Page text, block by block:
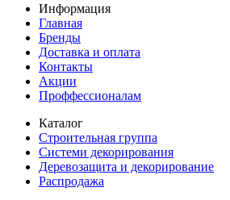
Информация
Главная
Бренды
Доставка и оплата
Контакты
Акции
Проффессионалам
Каталог
Строительная группа
Системи декорирования
Деревозащита и декорирование
Распродажа